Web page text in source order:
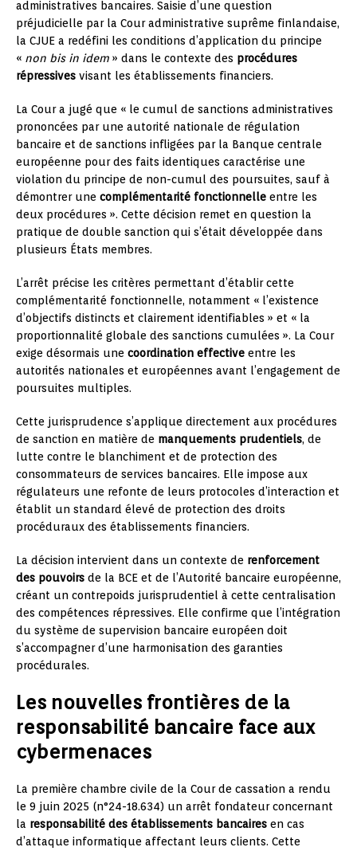
administratives bancaires. Saisie d’une question
préjudicielle par la Cour administrative suprême finlandaise,
la CJUE a redéfini les conditions d’application du principe
« non bis in idem » dans le contexte des procédures
répressives visant les établissements financiers.
La Cour a jugé que « le cumul de sanctions administratives
prononcées par une autorité nationale de régulation
bancaire et de sanctions infligées par la Banque centrale
européenne pour des faits identiques caractérise une
violation du principe de non-cumul des poursuites, sauf à
démontrer une complémentarité fonctionnelle entre les
deux procédures ». Cette décision remet en question la
pratique de double sanction qui s’était développée dans
plusieurs États membres.
L’arrêt précise les critères permettant d’établir cette
complémentarité fonctionnelle, notamment « l’existence
d’objectifs distincts et clairement identifiables » et « la
proportionnalité globale des sanctions cumulées ». La Cour
exige désormais une coordination effective entre les
autorités nationales et européennes avant l’engagement de
poursuites multiples.
Cette jurisprudence s’applique directement aux procédures
de sanction en matière de manquements prudentiels, de
lutte contre le blanchiment et de protection des
consommateurs de services bancaires. Elle impose aux
régulateurs une refonte de leurs protocoles d’interaction et
établit un standard élevé de protection des droits
procéduraux des établissements financiers.
La décision intervient dans un contexte de renforcement
des pouvoirs de la BCE et de l’Autorité bancaire européenne,
créant un contrepoids jurisprudentiel à cette centralisation
des compétences répressives. Elle confirme que l’intégration
du système de supervision bancaire européen doit
s’accompagner d’une harmonisation des garanties
procédurales.
Les nouvelles frontières de la
responsabilité bancaire face aux
cybermenaces
La première chambre civile de la Cour de cassation a rendu
le 9 juin 2025 (n°24-18.634) un arrêt fondateur concernant
la responsabilité des établissements bancaires en cas
d’attaque informatique affectant leurs clients. Cette